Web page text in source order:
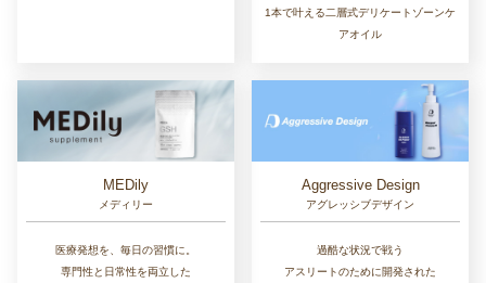
1本で叶える二層式デリケートゾーンケ
アオイル
MEDily
メディリー
医療発想を、毎日の習慣に。
専門性と日常性を両立した
Aggressive Design
アグレッシブデザイン
過酷な状況で戦う
アスリートのために開発された